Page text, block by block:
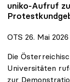
uniko-Aufruf
OTS 26. Mai 2026
Die
Universitäten
zur